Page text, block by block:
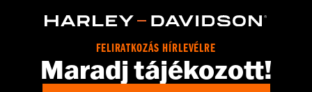
d.com/warrantyfor full details
Imported
FELIRATKOZÁS HÍRLEVÉLRE
Maradj tájékozott!